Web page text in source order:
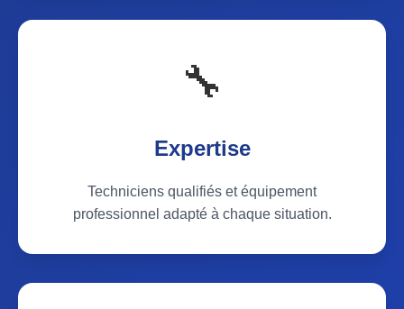
🔧
Expertise
Techniciens qualifiés et équipement
professionnel adapté à chaque situation.